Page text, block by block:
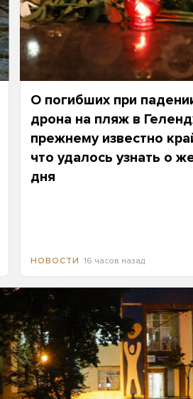
О погибших при
дрона на пляж в
прежнему известно
что удалось узнать о
дня
НОВОСТИ 16 часов назад